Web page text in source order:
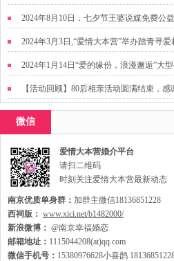
2024年8月10日，七夕节王婆说媒免费公
动
2024年3月3日,“爱情大本营”举办踏青寻爱
友活动
2024年1月14日“爱的缘份，浪漫邂逅”大
友活动
【活动回顾】80后相亲活动圆满结束，感
家，走出来才有机会扩大缘分哦~
微信
爱情大本营婚介平台
请扫二维码
时刻关注爱情大本营最新动态
南京优质单身群： 加群主微信18136851228
西祠版： www.xici.net/b1482000/
新浪微博： @南京幸福婚恋
邮箱地址： 1115044208(at)qq.com
微信手机号： 15380976628小喜鹊